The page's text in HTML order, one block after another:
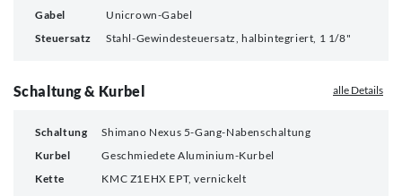
Gabel
Unicrown-Gabel
Steuersatz
Stahl-Gewindesteuersatz, halbintegriert, 1 1/8"
Schaltung & Kurbel alle Details
Schaltung
Shimano Nexus 5-Gang-Nabenschaltung
Kurbel
Geschmiedete Aluminium-Kurbel
Kette
KMC Z1EHX EPT, vernickelt